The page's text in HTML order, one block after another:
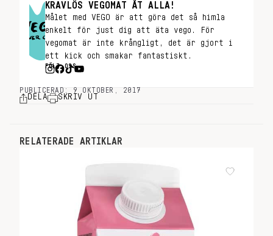
KRAVLÖS VEGOMAT ÅT ALLA!
Målet med VEGO är att göra det så himla
enkelt för just dig att äta vego. För
vegomat är inte krångligt, det är gjort i
ett kick och smakar fantastiskt.
FÖLJ OSS
PUBLICERAD: 9 OKTOBER, 2017
DELA SKRIV UT
RELATERADE ARTIKLAR